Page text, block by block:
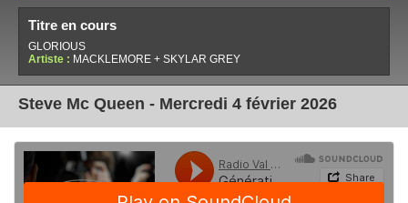
Titre en cours
GLORIOUS
Artiste : MACKLEMORE + SKYLAR GREY
Steve Mc Queen - Mercredi 4 février 2026